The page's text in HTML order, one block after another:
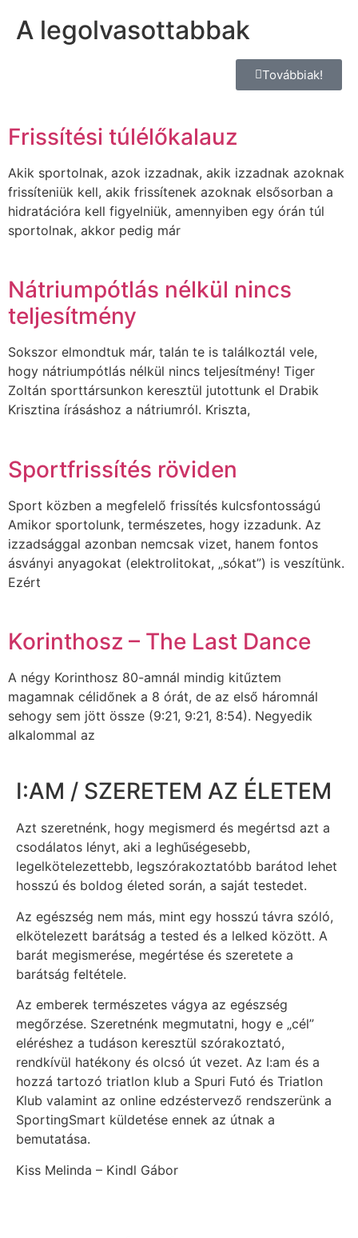
A legolvasottabbak
Továbbiak!
Frissítési túlélőkalauz
Akik sportolnak, azok izzadnak, akik izzadnak azoknak
frissíteniük kell, akik frissítenek azoknak elsősorban a
hidratációra kell figyelniük, amennyiben egy órán túl
sportolnak, akkor pedig már
Nátriumpótlás nélkül nincs
teljesítmény
Sokszor elmondtuk már, talán te is találkoztál vele,
hogy nátriumpótlás nélkül nincs teljesítmény! Tiger
Zoltán sporttársunkon keresztül jutottunk el Drabik
Krisztina írásáshoz a nátriumról. Kriszta,
Sportfrissítés röviden
Sport közben a megfelelő frissítés kulcsfontosságú
Amikor sportolunk, természetes, hogy izzadunk. Az
izzadsággal azonban nemcsak vizet, hanem fontos
ásványi anyagokat (elektrolitokat, „sókat”) is veszítünk.
Ezért
Korinthosz – The Last Dance
A négy Korinthosz 80-amnál mindig kitűztem
magamnak célidőnek a 8 órát, de az első háromnál
sehogy sem jött össze (9:21, 9:21, 8:54). Negyedik
alkalommal az
I:AM / SZERETEM AZ ÉLETEM
Azt szeretnénk, hogy megismerd és megértsd azt a
csodálatos lényt, aki a leghűségesebb,
legelkötelezettebb, legszórakoztatóbb barátod lehet
hosszú és boldog életed során, a saját testedet.
Az egészség nem más, mint egy hosszú távra szóló,
elkötelezett barátság a tested és a lelked között. A
barát megismerése, megértése és szeretete a
barátság feltétele.
Az emberek természetes vágya az egészség
megőrzése. Szeretnénk megmutatni, hogy e „cél”
eléréshez a tudáson keresztül szórakoztató,
rendkívül hatékony és olcsó út vezet. Az I:am és a
hozzá tartozó triatlon klub a Spuri Futó és Triatlon
Klub valamint az online edzéstervező rendszerünk a
SportingSmart küldetése ennek az útnak a
bemutatása.
Kiss Melinda – Kindl Gábor